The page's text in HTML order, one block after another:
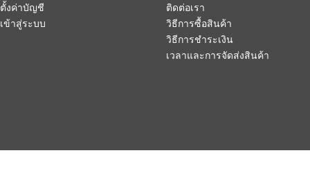
ตั้งค่าบัญชี
เข้าสู่ระบบ
ติดต่อเรา
วิธีการซื้อสินค้า
วิธีการชำระเงิน
เวลาและการจัดส่งสินค้า